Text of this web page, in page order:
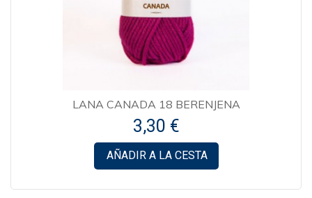
LANA CANADA 18 BERENJENA
3,30 €
AÑADIR A LA CESTA